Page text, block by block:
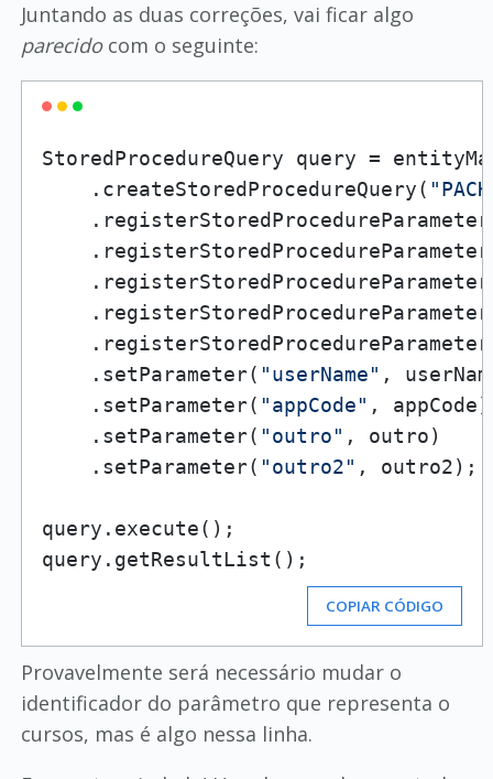
Juntando as duas correções, vai ficar algo
parecidocom o seguinte:
StoredProcedureQuery query =
    .createStoredProcedureQuery(
    .setParameter(
"userName" ,
    .setParameter(
"appCode" , appCode)
    .setParameter(
"outro" , outro)
    .setParameter(
"outro2" , outro2);
query.execute();
query.getResultList();
COPIAR CÓDIGO
Provavelmente será necessário mudar o
identificador do parâmetro que representa o
cursos, mas é algo nessa linha.